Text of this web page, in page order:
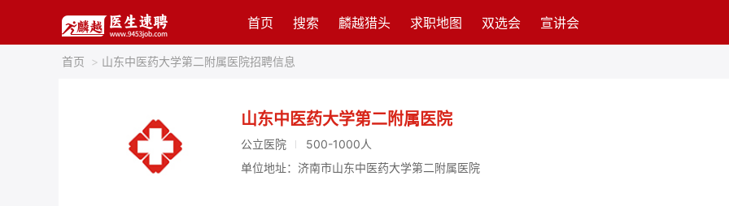
首页 搜索 麟越猎头 求职地图 双选会 宣讲会
首页 > 山东中医药大学第二附属医院招聘信息
山东中医药大学第二附属医院
公立医院
500-1000人
单位地址：济南市山东中医药大学第二附属医院